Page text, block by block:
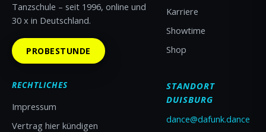
Tanzschule – seit 1996, online und
30 x in Deutschland.
PROBESTUNDE
Karriere
Showtime
Shop
RECHTLICHES
Impressum
Vertrag hier kündigen
STANDORT
DUISBURG
dance@dafunk.dance